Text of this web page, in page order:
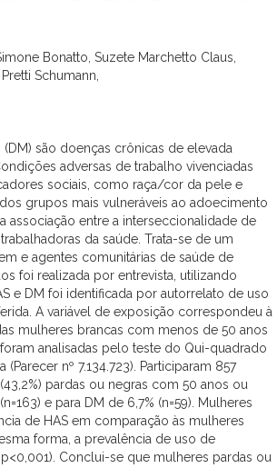
Bonatto, Suzete Marchetto Claus,
Schumann,
são doenças crônicas de elevada
adversas de trabalho vivenciadas
sociais, como raça/cor da pele e
grupos mais vulneráveis ao adoecimento
associação entre a interseccionalidade de
da saúde. Trata-se de um
e agentes comunitárias de saúde de
foi realizada por entrevista, utilizando
e DM foi identificada por autorrelato de uso
A variável de exposição correspondeu à
mulheres brancas com menos de 50 anos
analisadas pelo teste do Qui-quadrado
nº 7.134.723). Participaram 857
pardas ou negras com 50 anos ou
e para DM de 6,7% (n=59). Mulheres
de HAS em comparação às mulheres
forma, a prevalência de uso de
Conclui-se que mulheres pardas ou